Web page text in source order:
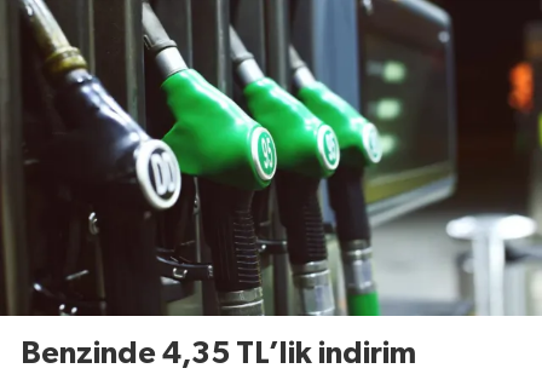
Benzinde 4,35 TL’lik indirim